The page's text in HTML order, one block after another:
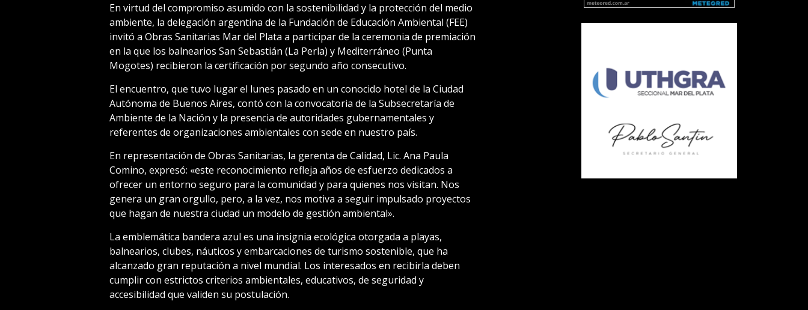
En virtud del compromiso asumido con la sostenibilidad y la protección del medio
ambiente, la delegación argentina de la Fundación de Educación Ambiental (FEE)
invitó a Obras Sanitarias Mar del Plata a participar de la ceremonia de premiación
en la que los balnearios San Sebastián (La Perla) y Mediterráneo (Punta
Mogotes) recibieron la certificación por segundo año consecutivo.
El encuentro, que tuvo lugar el lunes pasado en un conocido hotel de la Ciudad
Autónoma de Buenos Aires, contó con la convocatoria de la Subsecretaría de
Ambiente de la Nación y la presencia de autoridades gubernamentales y
referentes de organizaciones ambientales con sede en nuestro país.
En representación de Obras Sanitarias, la gerenta de Calidad, Lic. Ana Paula
Comino, expresó: «este reconocimiento refleja años de esfuerzo dedicados a
ofrecer un entorno seguro para la comunidad y para quienes nos visitan. Nos
genera un gran orgullo, pero, a la vez, nos motiva a seguir impulsado proyectos
que hagan de nuestra ciudad un modelo de gestión ambiental».
La emblemática bandera azul es una insignia ecológica otorgada a playas,
balnearios, clubes, náuticos y embarcaciones de turismo sostenible, que ha
alcanzado gran reputación a nivel mundial. Los interesados en recibirla deben
cumplir con estrictos criterios ambientales, educativos, de seguridad y
accesibilidad que validen su postulación.